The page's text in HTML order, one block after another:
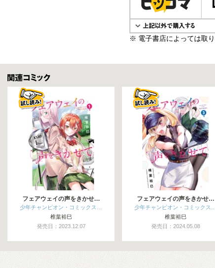
※ 電子書店によっては取
関連コミックス
フェアウェイの声をきかせ…
少年チャンピオン・コミックス…
椎葉裕巳
発売日：2023.12.07
フェアウェイの声をきかせ…
少年チャンピオン・コミックス…
椎葉裕巳
発売日：2024.05.08